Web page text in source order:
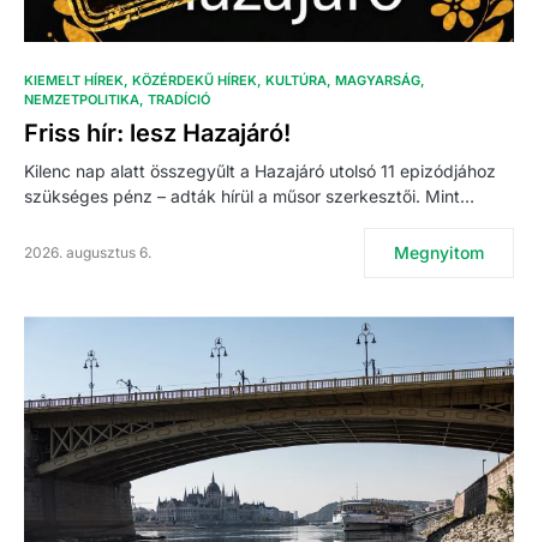
KIEMELT HÍREK KÖZÉRDEKŰ HÍREK KULTÚRA MAGYARSÁG
NEMZETPOLITIKA TRADÍCIÓ
Friss hír: lesz Hazajáró!
Kilenc nap alatt összegyűlt a Hazajáró utolsó 11 epizódjához
szükséges pénz – adták hírül a műsor szerkesztői. Mint…
2026. augusztus 6. Megnyitom